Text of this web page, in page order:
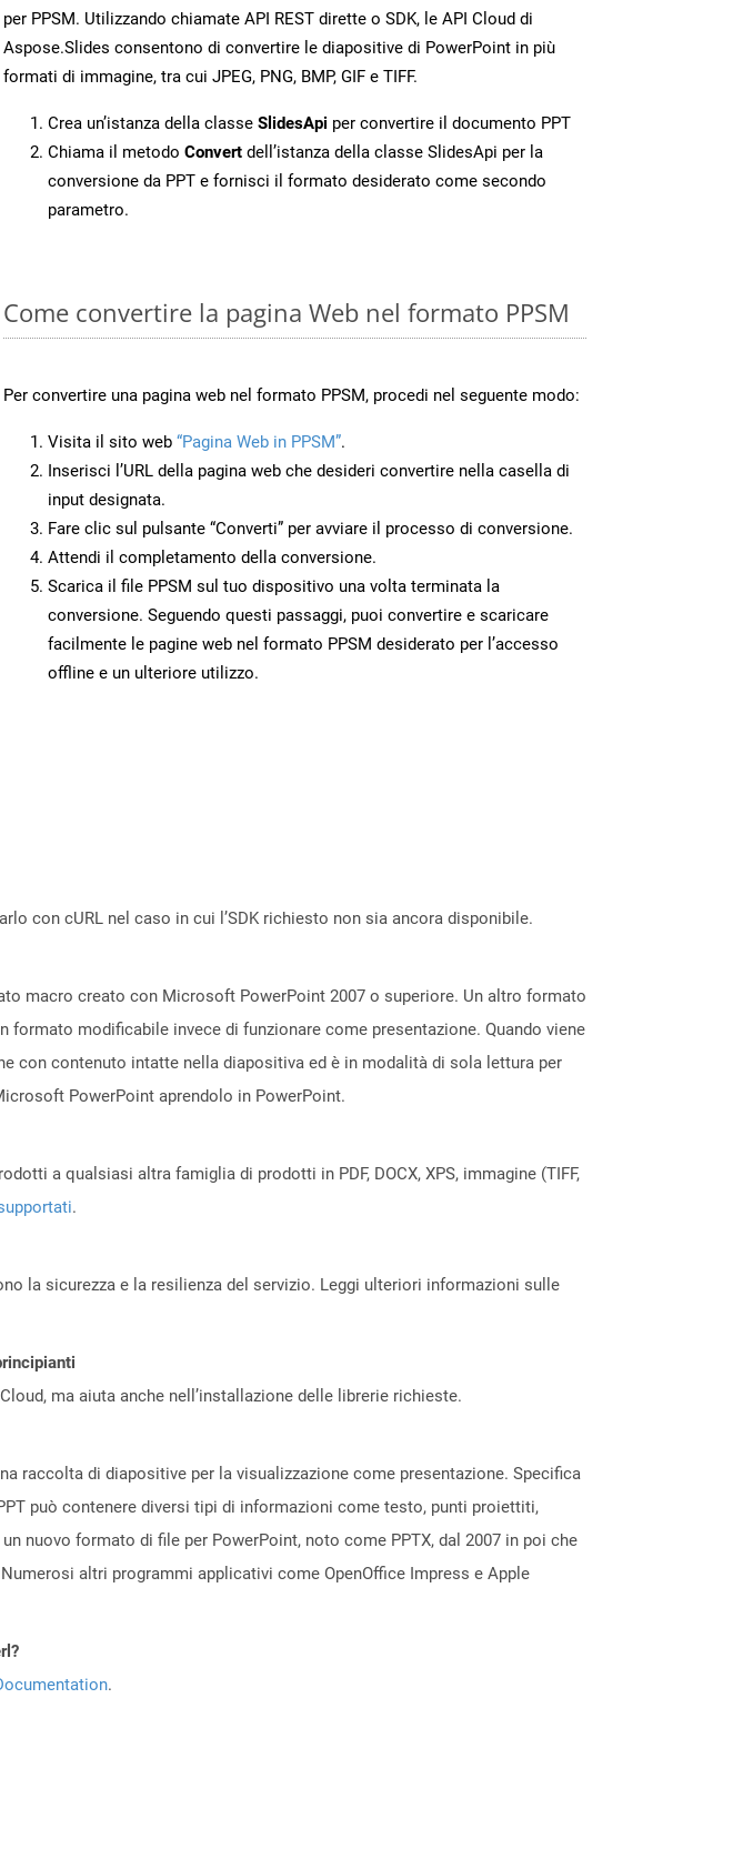
per PPSM. Utilizzando chiamate API REST dirette o SDK, le API Cloud di
Aspose.Slides consentono di convertire le diapositive di PowerPoint in più
formati di immagine, tra cui JPEG, PNG, BMP, GIF e TIFF.
Crea un’istanza della classe SlidesApi per convertire il documento PPT
Chiama il metodo Convert dell’istanza della classe SlidesApi per la
conversione da PPT e fornisci il formato desiderato come secondo
parametro.
Come convertire la pagina Web nel formato PPSM
Per convertire una pagina web nel formato PPSM, procedi nel seguente modo:
Visita il sito web “Pagina Web in PPSM”.
Inserisci l’URL della pagina web che desideri convertire nella casella di
input designata.
Fare clic sul pulsante “Converti” per avviare il processo di conversione.
Attendi il completamento della conversione.
Scarica il file PPSM sul tuo dispositivo una volta terminata la
conversione. Seguendo questi passaggi, puoi convertire e scaricare
facilmente le pagine web nel formato PPSM desiderato per l’accesso
offline e un ulteriore utilizzo.
con cURL nel caso in cui l’SDK richiesto non sia ancora disponibile.
macro creato con Microsoft PowerPoint 2007 o superiore. Un altro formato
modificabile invece di funzionare come presentazione. Quando viene
con contenuto intatte nella diapositiva ed è in modalità di sola lettura per
PowerPoint aprendolo in PowerPoint.
a qualsiasi altra famiglia di prodotti in PDF, DOCX, XPS, immagine (TIFF,
.
la sicurezza e la resilienza del servizio. Leggi ulteriori informazioni sulle
ma aiuta anche nell’installazione delle librerie richieste.
raccolta di diapositive per la visualizzazione come presentazione. Specifica
può contenere diversi tipi di informazioni come testo, punti proiettiti,
nuovo formato di file per PowerPoint, noto come PPTX, dal 2007 in poi che
altri programmi applicativi come OpenOffice Impress e Apple
.